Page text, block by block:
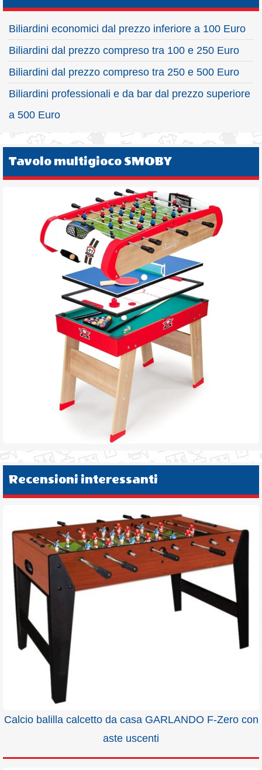
Biliardini economici dal prezzo inferiore a 100 Euro
Biliardini dal prezzo compreso tra 100 e 250 Euro
Biliardini dal prezzo compreso tra 250 e 500 Euro
Biliardini professionali e da bar dal prezzo superiore
a 500 Euro
Tavolo multigioco SMOBY
Recensioni interessanti
Calcio balilla calcetto da casa GARLANDO F-Zero con
aste uscenti